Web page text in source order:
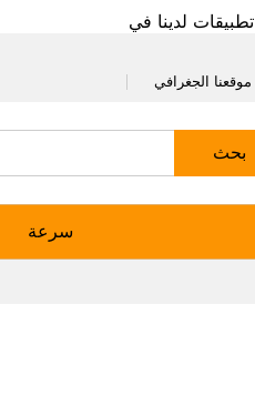
تطبيقات لدينا في
موقعنا الجغرافي
بحث
سرعة